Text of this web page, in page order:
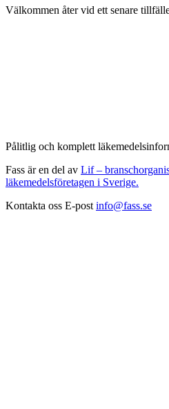
Välkommen åter vid ett senare
Pålitlig och komplett
Fass är en del av Lif –
läkemedelsföretagen i Sverige.
Kontakta oss E-post info@fass.se